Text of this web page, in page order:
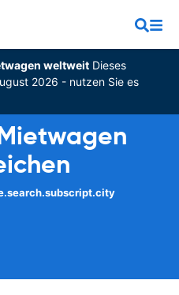
weltweitDieses
2026 - nutzen Sie es